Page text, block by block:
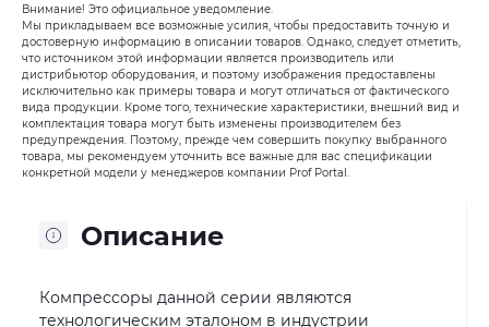
Внимание! Это официальное уведомление.
Мы прикладываем все возможные усилия, чтобы предоставить точную и
достоверную информацию в описании товаров. Однако, следует отметить,
что источником этой информации является производитель или
дистрибьютор оборудования, и поэтому изображения предоставлены
исключительно как примеры товара и могут отличаться от фактического
вида продукции. Кроме того, технические характеристики, внешний вид и
комплектация товара могут быть изменены производителем без
предупреждения. Поэтому, прежде чем совершить покупку выбранного
товара, мы рекомендуем уточнить все важные для вас спецификации
конкретной модели у менеджеров компании Prof Portal.
Описание
Компрессоры данной серии являются
технологическим эталоном в индустрии